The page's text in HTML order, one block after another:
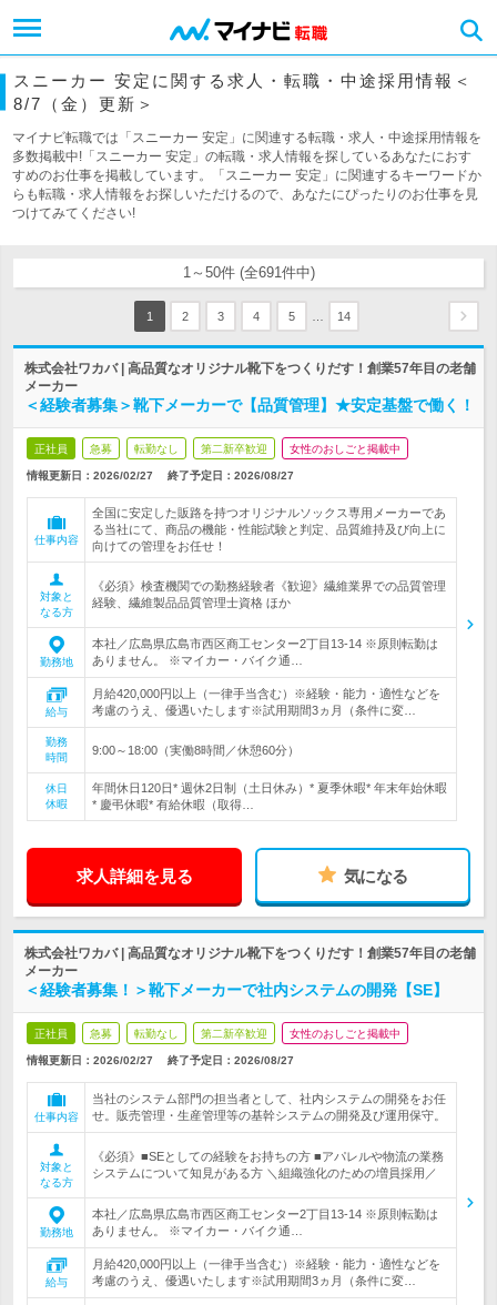
スニーカー 安定に関する求人・転職・中途採用情報＜
8/7（金）更新＞
マイナビ転職では「スニーカー 安定」に関連する転職・求人・中途採用情報を
多数掲載中!「スニーカー 安定」の転職・求人情報を探しているあなたにおす
すめのお仕事を掲載しています。「スニーカー 安定」に関連するキーワードか
らも転職・求人情報をお探しいただけるので、あなたにぴったりのお仕事を見
つけてみてください!
1～50件 (全691件中)
1 2 3 4 5 14
株式会社ワカバ | 高品質なオリジナル靴下をつくりだす！創業57年目の老舗
メーカー
＜経験者募集＞靴下メーカーで【品質管理】★安定基盤で働く！
正社員 急募 転勤なし 第二新卒歓迎 女性のおしごと掲載中
情報更新日：2026/02/27 終了予定日： 2026/08/27
仕事内容
全国に安定した販路を持つオリジナルソックス専用メーカーであ
る当社にて、商品の機能・性能試験と判定、品質維持及び向上に
向けての管理をお任せ！
対象と
なる方
《必須》検査機関での勤務経験者《歓迎》繊維業界での品質管理
経験、繊維製品品質管理士資格 ほか
勤務地
本社／広島県広島市西区商工センター2丁目13-14 ※原則転勤は
ありません。 ※マイカー・バイク通…
給与
月給420,000円以上（一律手当含む）※経験・能力・適性などを
考慮のうえ、優遇いたします※試用期間3ヵ月（条件に変…
勤務
時間
9:00～18:00（実働8時間／休憩60分）
休日
休暇
年間休日120日* 週休2日制（土日休み）* 夏季休暇* 年末年始休暇
* 慶弔休暇* 有給休暇（取得…
求人詳細を見る 気になる
株式会社ワカバ | 高品質なオリジナル靴下をつくりだす！創業57年目の老舗
メーカー
＜経験者募集！＞靴下メーカーで社内システムの開発【SE】
正社員 急募 転勤なし 第二新卒歓迎 女性のおしごと掲載中
情報更新日：2026/02/27 終了予定日： 2026/08/27
仕事内容
当社のシステム部門の担当者として、社内システムの開発をお任
せ。販売管理・生産管理等の基幹システムの開発及び運用保守。
対象と
なる方
《必須》■SEとしての経験をお持ちの方 ■アパレルや物流の業務
システムについて知見がある方 ＼組織強化のための増員採用／
勤務地
本社／広島県広島市西区商工センター2丁目13-14 ※原則転勤は
ありません。 ※マイカー・バイク通…
給与
月給420,000円以上（一律手当含む）※経験・能力・適性などを
考慮のうえ、優遇いたします※試用期間3ヵ月（条件に変…